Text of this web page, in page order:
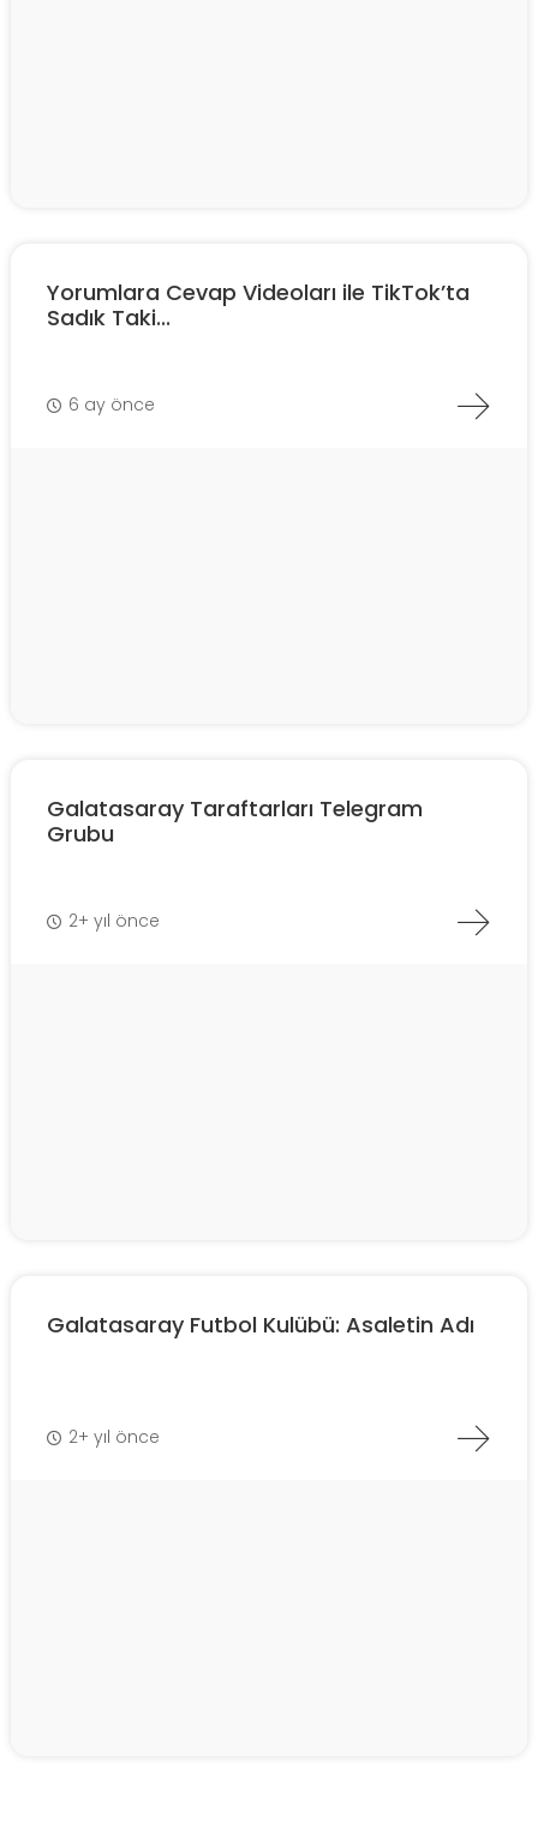
Yorumlara Cevap Videoları ile TikTok’ta
Sadık Taki...
6 ay önce
Galatasaray Taraftarları Telegram
Grubu
2+ yıl önce
Galatasaray Futbol Kulübü: Asaletin Adı
2+ yıl önce